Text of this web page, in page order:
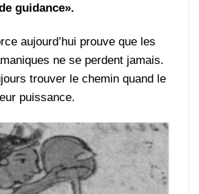
guidance».
aujourd’hui prouve que les
ne se perdent jamais.
trouver le chemin quand le
puissance.